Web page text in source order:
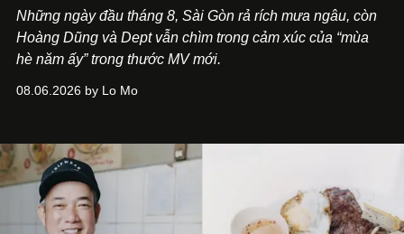
Những ngày đầu tháng 8, Sài Gòn rả rích mưa ngâu, còn
Hoàng Dũng và Dept vẫn chìm trong cảm xúc của “mùa
hè năm ấy” trong thước MV mới.
08.06.2026 by Lo Mo